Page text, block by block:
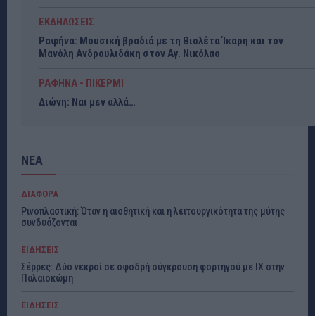
ΕΚΔΗΛΩΣΕΙΣ
Ραφήνα: Μουσική βραδιά με τη Βιολέτα Ίκαρη και τον
Μανόλη Ανδρουλιδάκη στον Αγ. Νικόλαο
ΡΑΦΗΝΑ - ΠΙΚΕΡΜΙ
Διώνη: Ναι μεν αλλά…
ΝΕΑ
ΔΙΑΦΟΡΑ
Ρινοπλαστική: Όταν η αισθητική και η λειτουργικότητα της μύτης
συνδυάζονται
ΕΙΔΗΣΕΙΣ
Σέρρες: Δύο νεκροί σε σφοδρή σύγκρουση φορτηγού με ΙΧ στην
Παλαιοκώμη
ΕΙΔΗΣΕΙΣ